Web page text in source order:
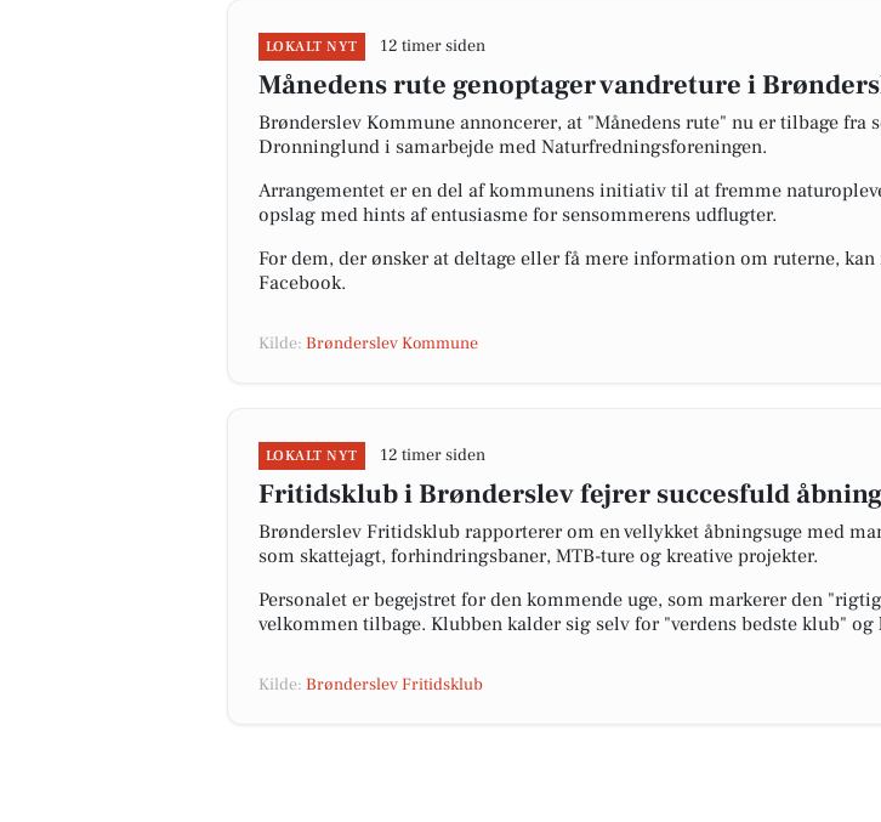
LOKALT NYT 12 timer siden
Månedens rute genoptager vandreture i
Brønderslev Kommune annoncerer, at "Månedens rute" nu er tilbage
Dronninglund i samarbejde med Naturfredningsforeningen.
Arrangementet er en del af kommunens initiativ til at fremme
opslag med hints af entusiasme for sensommerens udflugter.
For dem, der ønsker at deltage eller få mere information om ruterne,
Facebook.
Kilde: Brønderslev Kommune
LOKALT NYT 12 timer siden
Fritidsklub i Brønderslev fejrer succesfuld
Brønderslev Fritidsklub rapporterer om en vellykket åbningsuge med
som skattejagt, forhindringsbaner, MTB-ture og kreative projekter.
Personalet er begejstret for den kommende uge, som markerer den
velkommen tilbage. Klubben kalder sig selv for "verdens bedste klub"
Kilde: Brønderslev Fritidsklub